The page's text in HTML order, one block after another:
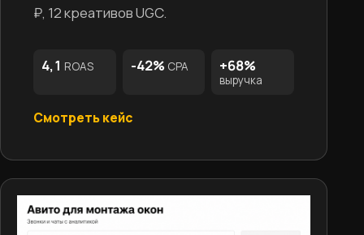
₽, 12 креативов UGC.
4,1 ROAS -42% CPA +68%
выручка
Смотреть кейс